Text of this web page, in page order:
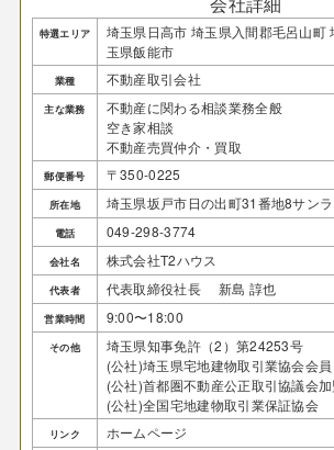
特選エリア
埼玉県日高市 埼玉県入間郡毛呂山町
玉県飯能市
業種 不動産取引会社
主な業務
不動産に関わる相談業務全般
空き家相談
不動産売買仲介・買取
郵便番号 〒350-0225
所在地 埼玉県坂戸市日の出町31番地8サン
電話 049-298-3774
会社名 株式会社T2ハウス
代表者 代表取締役社長 新島 諄也
営業時間 9:00〜18:00
その他
埼玉県知事免許（2）第24253号
(公社)埼玉県宅地建物取引業協会会員
(公社)首都圏不動産公正取引協議会加
(公社)全国宅地建物取引業保証協会
リンク ホームページ